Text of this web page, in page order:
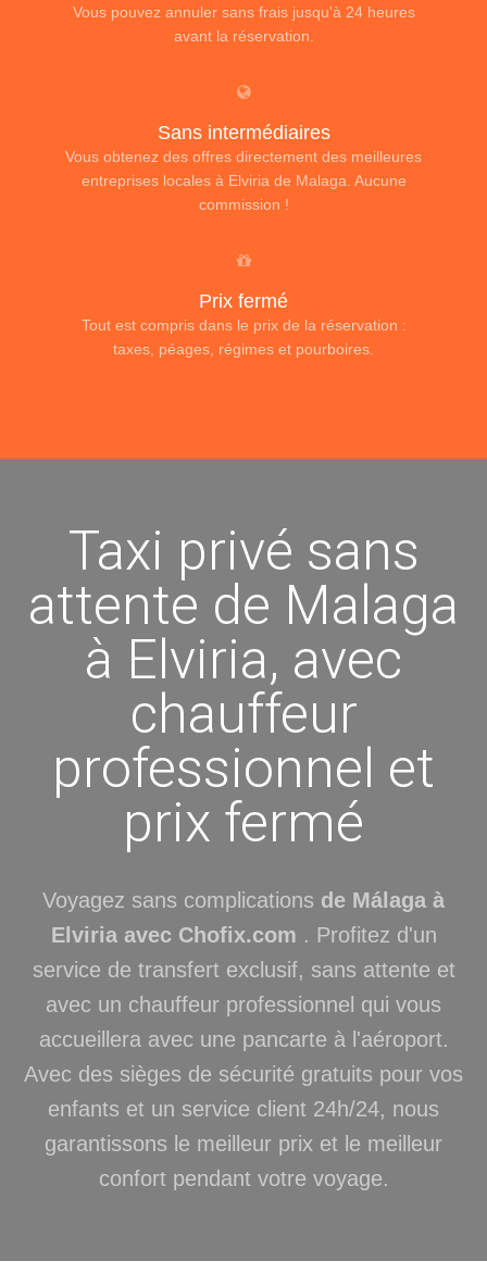
Vous pouvez annuler sans frais jusqu'à 24 heures
avant la réservation.
Sans intermédiaires
Vous obtenez des offres directement des meilleures
entreprises locales à Elviria de Malaga. Aucune
commission !
Prix fermé
Tout est compris dans le prix de la réservation :
taxes, péages, régimes et pourboires.
Taxi privé sans
attente de Malaga
à Elviria, avec
chauffeur
professionnel et
prix fermé
Voyagez sans complications de Málaga à
Elviria avec Chofix.com . Profitez d'un
service de transfert exclusif, sans attente et
avec un chauffeur professionnel qui vous
accueillera avec une pancarte à l'aéroport.
Avec des sièges de sécurité gratuits pour vos
enfants et un service client 24h/24, nous
garantissons le meilleur prix et le meilleur
confort pendant votre voyage.